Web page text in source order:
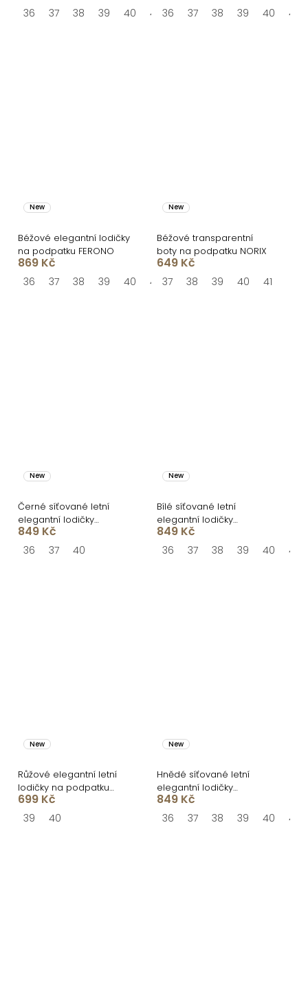
36 37 38 39 40 41 36 37 38 39 40 41
New
Béžové elegantní lodičky
na podpatku FERONO
869 Kč
36 37 38 39 40 41
New
Béžové transparentní
boty na podpatku NORIX
649 Kč
37 38 39 40 41
New
Černé síťované letní
elegantní lodičky
STRIDENO
849 Kč
36 37 40
New
Bílé síťované letní
elegantní lodičky
STRIDENO
849 Kč
36 37 38 39 40 41
New
Růžové elegantní letní
lodičky na podpatku
FLEXITA
699 Kč
39 40
New
Hnědé síťované letní
elegantní lodičky
STRIDENO
849 Kč
36 37 38 39 40 41